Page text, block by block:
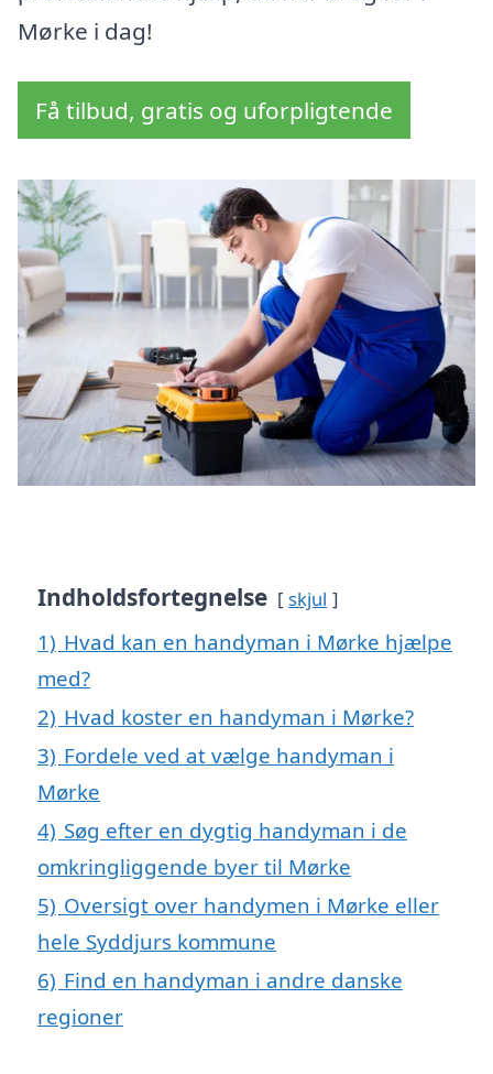
Mørke i dag!
Få tilbud, gratis og uforpligtende
Indholdsfortegnelse skjul
1) Hvad kan en handyman i Mørke hjælpe
med?
2) Hvad koster en handyman i Mørke?
3) Fordele ved at vælge handyman i
Mørke
4) Søg efter en dygtig handyman i de
omkringliggende byer til Mørke
5) Oversigt over handymen i Mørke eller
hele Syddjurs kommune
6) Find en handyman i andre danske
regioner